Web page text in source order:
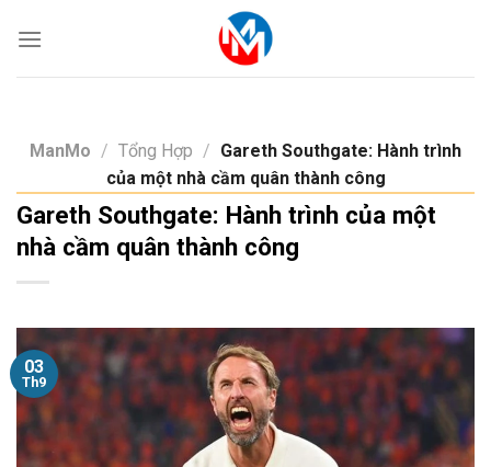
ManMo / Tổng Hợp / Gareth Southgate: Hành trình
của một nhà cầm quân thành công
Gareth Southgate: Hành trình của một
nhà cầm quân thành công
03
Th9